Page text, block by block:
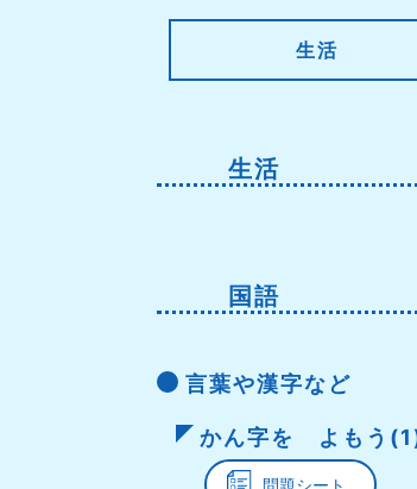
生活
生活
国語
言葉や漢字など
かん字を よもう
問題シート